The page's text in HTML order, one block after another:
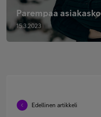
Parempaa
15.3.2023
Edellinen artikkeli